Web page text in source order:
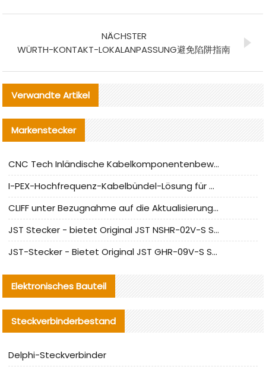
NÄCHSTER
WÜRTH-KONTAKT-LOKALANPASSUNG避免陷阱指南
Verwandte Artikel
Markenstecker
CNC Tech Inländische Kabelkomponentenbewertung und Massenproduktionsanpassungsanleitung
I-PEX-Hochfrequenz-Kabelbündel-Lösung für die heimische Produktion analysiert
CLIFF unter Bezugnahme auf die Aktualisierung der chinesischen Stecker-Testnormen
JST Stecker - bietet Original JST NSHR-02V-S Stecker und Ersatzteile an
JST-Stecker - Bietet Original JST GHR-09V-S Stecker und Ersatzteile an
Elektronisches Bauteil
Steckverbinderbestand
Delphi-Steckverbinder